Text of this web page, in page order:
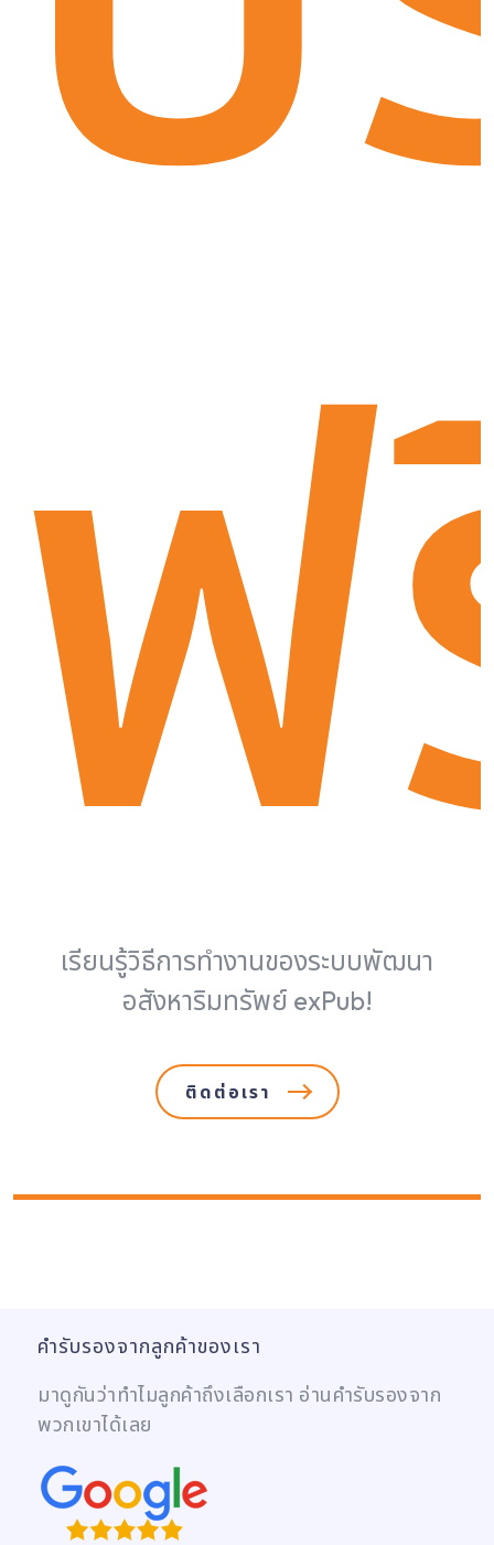
ฟ
เรียนรู้วิธีการทำงานของระบบพัฒนา
อสังหาริมทรัพย์ exPub!
ติดต่อเรา
คำรับรองจากลูกค้าของเรา
มาดูกันว่าทำไมลูกค้าถึงเลือกเรา อ่านคำรับรองจาก
พวกเขาได้เลย